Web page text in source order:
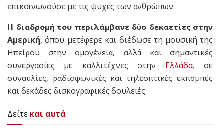
επικοινωνούσε με τις ψυχές των ανθρώπων.
Η διαδρομή του περιλάμβανε δύο δεκαετίες στην
Αμερική, όπου μετέφερε και διέδωσε τη μουσική της
Ηπείρου στην ομογένεια, αλλά και σημαντικές
συνεργασίες με καλλιτέχνες στην Ελλάδα, σε
συναυλίες, ραδιοφωνικές και τηλεοπτικές εκπομπές
και δεκάδες δισκογραφικές δουλειές.
Δείτε και αυτά